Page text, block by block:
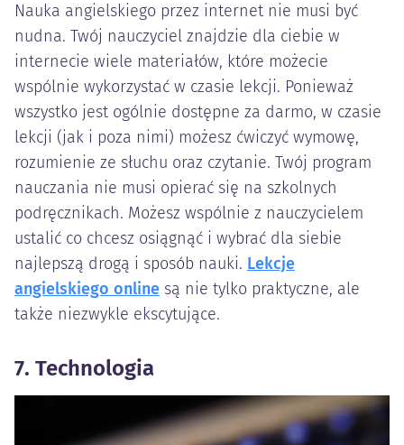
Nauka angielskiego przez internet nie musi być
nudna. Twój nauczyciel znajdzie dla ciebie w
internecie wiele materiałów, które możecie
wspólnie wykorzystać w czasie lekcji. Ponieważ
wszystko jest ogólnie dostępne za darmo, w czasie
lekcji (jak i poza nimi) możesz ćwiczyć wymowę,
rozumienie ze słuchu oraz czytanie. Twój program
nauczania nie musi opierać się na szkolnych
podręcznikach. Możesz wspólnie z nauczycielem
ustalić co chcesz osiągnąć i wybrać dla siebie
najlepszą drogą i sposób nauki. Lekcje
angielskiego online są nie tylko praktyczne, ale
także niezwykle ekscytujące.
7. Technologia